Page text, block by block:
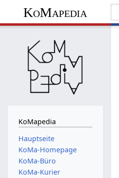
KoMapedia
KoMapedia
Hauptseite
KoMa-Homepage
KoMa-Büro
KoMa-Kurier